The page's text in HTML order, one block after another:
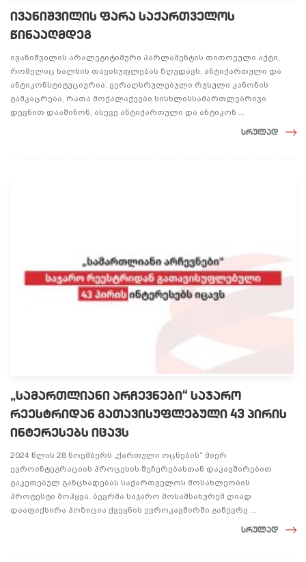
ივანიშვილის ფარა საქართველოს
წინააღმდეგ
ივანიშვილის არალეგიტიმური პარლამენტის თითოეული აქტი,
რომელიც ხალხის თავისუფლებას ზღუდავს, ანტიქართული და
ანტიკონსტიტუციურია. ვერაღსრულებული რუსული კანონის
გამკაცრება, რათა მოქალაქეები სისხლისსამართლებრივი
დევნით დააშინონ, ასევე ანტიქართული და ანტიკონ ...
სრულად
„სამართლიანი არჩევნები“ საჯარო
რეესტრიდან გათავისუფლებული 43 პირის
ინტერესებს იცავს
2024 წლის 28 ნოემბერს „ქართული ოცნების“ მიერ
ევროინტეგრაციის პროცესის შეჩერებასთან დაკავშირებით
გაკეთებულ განცხადებას საქართველოს მოსახლეობის
პროტესტი მოჰყვა. ბევრმა საჯარო მოსამსახურემ ღიად
დააფიქსირა პოზიცია ქვეყნის ევროკავშირში გაწევრე ...
სრულად